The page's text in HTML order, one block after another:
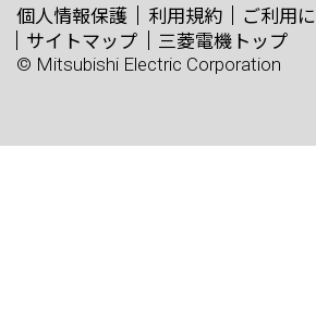
個人情報保護 利用規約
ご利用
サイトマップ
三菱電機トップ
© Mitsubishi Electric Corporation